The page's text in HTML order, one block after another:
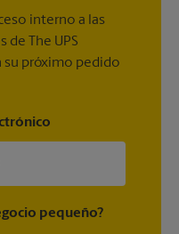
interno a las
de The UPS
su próximo pedido
pequeño?